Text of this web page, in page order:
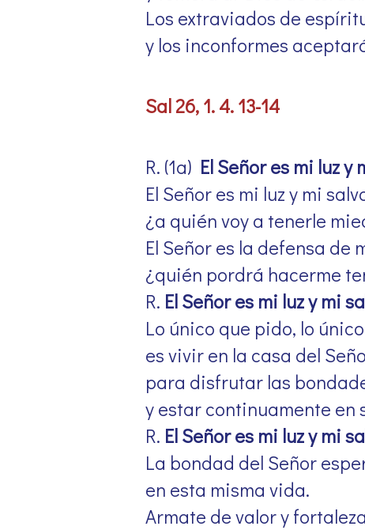
Los extraviados de
y los inconformes
Sal 26, 1. 4. 13-14
R. (1a) El Señor es mi luz y
El Señor es mi luz y mi
¿a quién voy a tenerle
El Señor es la defensa de
¿quién pordrá hacerme
R. El Señor es mi luz y mi
Lo único que pido, lo
es vivir en la casa del
para disfrutar las
y estar continuamente en
R. El Señor es mi luz y mi
La bondad del Señor
en esta misma vida.
Armate de valor y fortaleza